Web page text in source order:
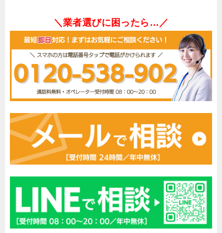
＼業者選びに困ったら…／